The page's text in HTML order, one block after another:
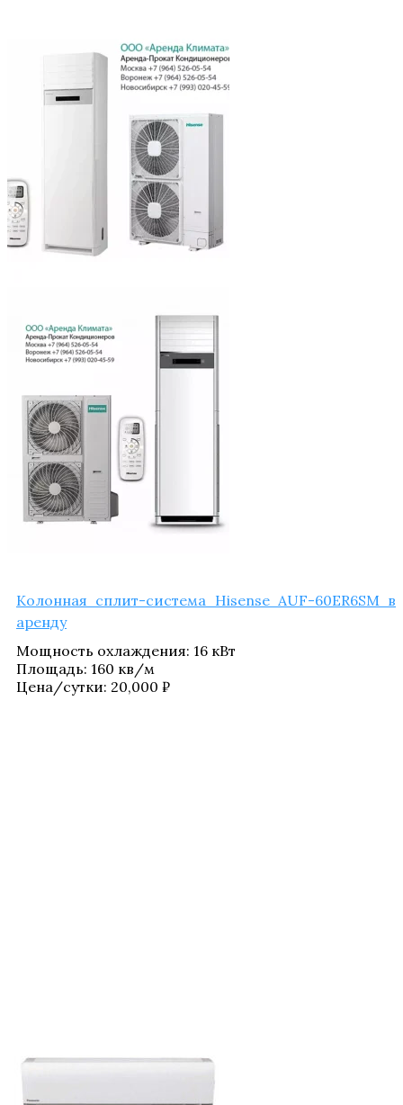
Колон­ная сплит-систе­ма Hisense AUF-60ER6SM в
аренду
Мощ­ность охла­жде­ния: 16 кВт
Пло­щадь: 160 кв/​м
Цена/​сутки: 20,000 ₽